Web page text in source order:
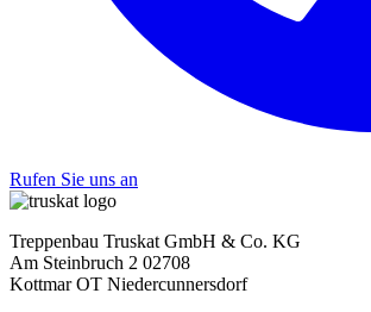
Rufen Sie uns an
Treppenbau Truskat GmbH & Co. KG
Am Steinbruch 2 02708
Kottmar OT Niedercunnersdorf